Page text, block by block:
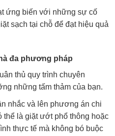
ứng biến với những sự cố
sạch tại chỗ để đạt hiệu quả
đa phương pháp
thủ quy trình chuyên
những tấm thảm của bạn.
nhắc và lên phương án chi
thể là giặt ướt phổ thông hoặc
thực tế mà không bó buộc